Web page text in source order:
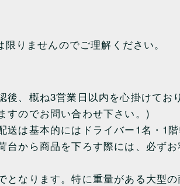
りませんのでご理解ください。
後、概ね3営業日以内を心掛けて
すのでお問い合わせ下さい。)
は基本的にはドライバー1名・1
台から商品を下ろす際には、必ず
となります。特に重量がある大型